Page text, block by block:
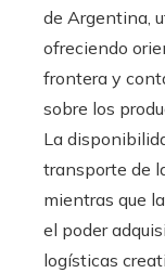
de Argentina,
ofreciendo
frontera y
sobre los
La
transporte de
mientras que
el poder
logísticas